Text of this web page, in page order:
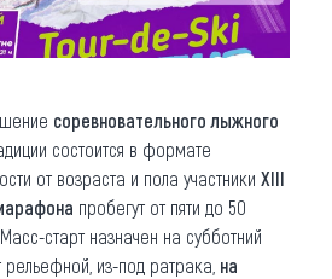
соревновательного лыжного
состоится в формате
от возраста и пола участники XIII
пробегут от пяти до 50
. Масс-старт назначен на субботний
из-под ратрака, на